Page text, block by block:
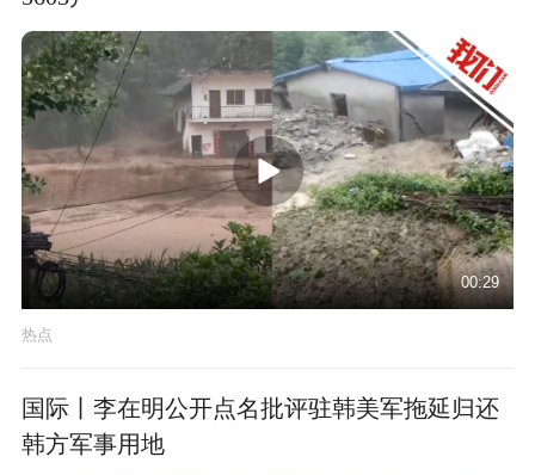
00:29
热点
国际丨李在明公开点名批评驻韩美军拖延归还
韩方军事用地